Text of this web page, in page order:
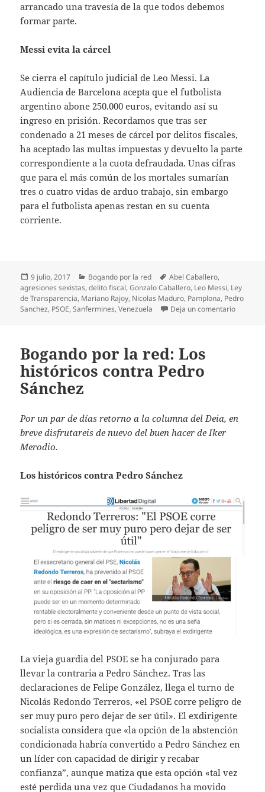
arrancado una travesía de la que todos debemos
formar parte.
Messi evita la cárcel
Se cierra el capítulo judicial de Leo Messi. La
Audiencia de Barcelona acepta que el futbolista
argentino abone 250.000 euros, evitando así su
ingreso en prisión. Recordamos que tras ser
condenado a 21 meses de cárcel por delitos fiscales,
ha aceptado las multas impuestas y devuelto la parte
correspondiente a la cuota defraudada. Unas cifras
que para el más común de los mortales sumarían
tres o cuatro vidas de arduo trabajo, sin embargo
para el futbolista apenas restan en su cuenta
corriente.
Publicado
el
9 julio, 2017 Categorías
Bogando por la red Etiquetas
Abel Caballero,
agresiones sexistas,delito fiscal,Gonzalo Caballero, Leo Messi, Ley
de Transparencia, Mariano Rajoy, Nicolas Maduro, Pamplona, Pedro
Sanchez, PSOE,Sanfermines,Venezuela Deja un comentarioen
Bogando por la red: Los
históricos contra Pedro
Sánchez
Por un par de días retorno a la columna del Deia, en
breve disfrutareis de nuevo del buen hacer de Iker
Merodio.
Los históricos contra Pedro Sánchez
La vieja guardia del PSOE se ha conjurado para
llevar la contraria a Pedro Sánchez. Tras las
declaraciones de Felipe González, llega el turno de
Nicolás Redondo Terreros, «el PSOE corre peligro de
ser muy puro pero dejar de ser útil». El exdirigente
socialista considera que «la opción de la abstención
condicionada habría convertido a Pedro Sánchez en
un líder con capacidad de dirigir y recabar
confianza”, aunque matiza que esta opción «tal vez
esté perdida una vez que Ciudadanos ha movido